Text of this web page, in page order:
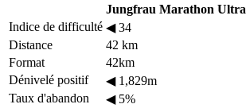
Jungfrau Marathon Ultra
Indice de difficulté ◀34
Distance
42 km
Format
42km
Dénivelé positif
◀1,829m
Taux d'abandon
◀5%